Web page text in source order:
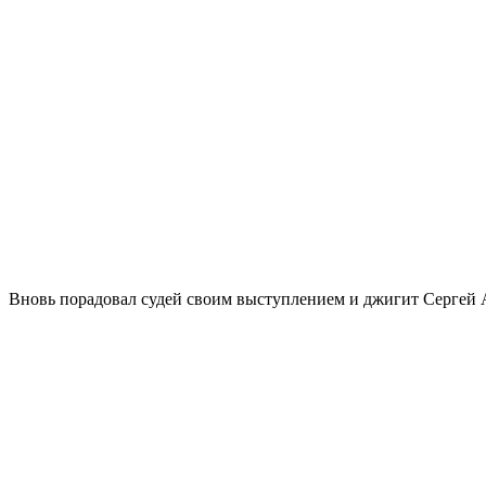
Вновь порадовал судей своим выступлением и джигит Сергей